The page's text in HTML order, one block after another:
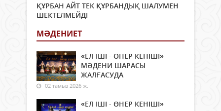
ҚҰРБАН АЙТ ТЕК ҚҰРБАНДЫҚ ШАЛУМЕН
ШЕКТЕЛМЕЙДІ
МӘДЕНИЕТ
«ЕЛ ІШІ - ӨНЕР КЕНІШІ»
МӘДЕНИ ШАРАСЫ
ЖАЛҒАСУДА
02 тамыз 2026 ж.
«ЕЛ ІШІ - ӨНЕР КЕНІШІ»